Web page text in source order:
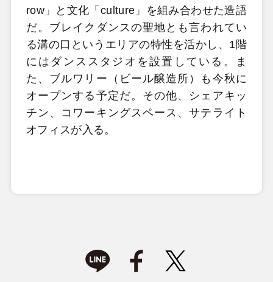
row」と文化「culture」を組み合わせた造語
だ。ブレイクダンスの聖地とも言われてい
る溝の口というエリアの特性を活かし、1階
にはダンススタジオを設置している。ま
た、ブルワリー（ビール醸造所）も今秋に
オープンする予定だ。その他、シェアキッ
チン、コワーキングスペース、サテライト
オフィスが入る。